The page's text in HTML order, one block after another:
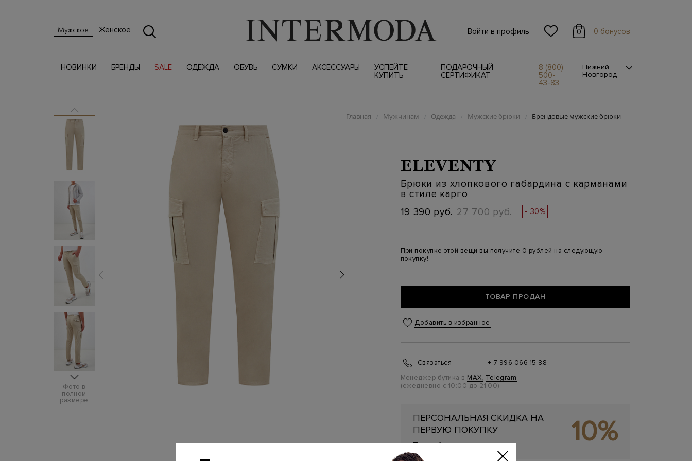
Мужское Женское Войти в профиль 0 0 бонусов
НОВИНКИ БРЕНДЫ SALE ОДЕЖДА ОБУВЬ СУМКИ АКСЕССУАРЫ
УСПЕЙТЕ
КУПИТЬ
ПОДАРОЧНЫЙ
СЕРТИФИКАТ
8 (800)
500-
43-83
Нижний
Новгород
Фото в
полном
размере
Главная / Мужчинам / Одежда / Мужские брюки / Брендовые мужские брюки
ELEVENTY
Брюки из хлопкового габардина с карманами
в стиле карго
19 390 руб. 27 700 руб. - 30%
При покупке этой вещи вы получите 0 рублей на следующую
покупку!
ТОВАР ПРОДАН
Добавить в избранное
Связаться
+ 7 996 066 15 88
Менеджер бутика в MAX, Telegram
(ежедневно с 10:00 до 21:00)
ПЕРСОНАЛЬНАЯ СКИДКА НА
ПЕРВУЮ ПОКУПКУ
Подробнее 10%